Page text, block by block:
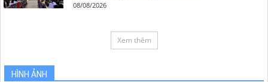
08/08/2026
Xem thêm
HÌNH ẢNH